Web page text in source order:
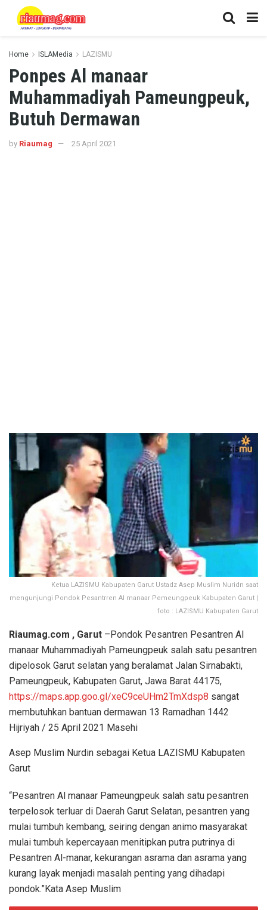
Home ISLAMedia LAZISMU
Ponpes Al manaar
Muhammadiyah Pameungpeuk,
Butuh Dermawan
by Riaumag 25 April 2021
Ketua LAZISMU Kabupaten Garut Ustadz Asep Muslim Nuridn saat
mengunjungi Pondok Pesantrren Al manaar Pemeungpeuk Kabupaten Garut |
foto : LAZISMU Kabupaten Garut
Riaumag.com , Garut –Pondok Pesantren Pesantren Al
manaar Muhammadiyah Pameungpeuk salah satu pesantren
dipelosok Garut selatan yang beralamat Jalan Sirnabakti,
Pameungpeuk, Kabupaten Garut, Jawa Barat 44175,
https://maps.app.goo.gl/xeC9ceUHm2TmXdsp8 sangat
membutuhkan bantuan dermawan 13 Ramadhan 1442
Hijriyah / 25 April 2021 Masehi
Asep Muslim Nurdin sebagai Ketua LAZISMU Kabupaten
Garut
“Pesantren Al manaar Pameungpeuk salah satu pesantren
terpelosok terluar di Daerah Garut Selatan, pesantren yang
mulai tumbuh kembang, seiring dengan animo masyarakat
mulai tumbuh kepercayaan menitipkan putra putrinya di
Pesantren Al-manar, kekurangan asrama dan asrama yang
kurang layak menjadi masalah penting yang dihadapi
pondok.”Kata Asep Muslim